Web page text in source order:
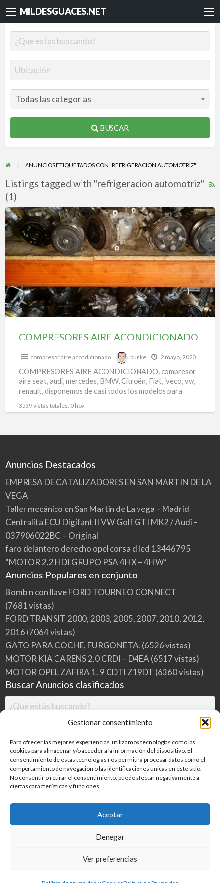
Gestionar consentimiento
Para ofrecer las mejores experiencias, utilizamos tecnologías como las
cookies para almacenar y/o acceder a la información del dispositivo. El
consentimiento de estas tecnologías nos permitirá procesar datos como el
comportamiento de navegación o las identificaciones únicas en este sitio.
No consentir o retirar el consentimiento, puede afectar negativamente a
ciertas características y funciones.
Aceptar
Denegar
Ver preferencias
MILDESGUACES.NET
BUSCAR
ANUNCIOS ETIQUETADOS CON "REFRIGERACION AUTOMOTRIZ"
Listings tagged with "refrigeracion automotriz"
(1)
COMPRESORES
AIRE
ACONDICIONADO
COMPRESORES AIRE ACONDICIONADO
compresor aire acondicionado bunke 2 mayo, 2020
COMPRESORES AIRE ACONDICIONADO, compresor
aire seat, audi, mercedes, BMW, Citroën, Fiat, iveco, vw,
renault, disponemos de casi todos los modelos para
3539 vistas totales, 0 hoy
Anuncios Destacados
EMPRESA DE CATALIZADORES EN SAN MARTIN DE LA
VEGA
Taller mecánico en San Martin de La vega – Madrid
Centralita ECU Digifant II VW Golf GTI MK2 / Audi –
037906022BC – Original
faro delantero derecho opel corsa d led 13446795
“MOTOR 2.2 HDI GRUPO PSA 4HX – 4HW”
Anuncios Populares en conjunto
Bombín con llave FORD TOURNEO CONNECT
(7681 vistas)
FORD TRANSIT 2000, 2003, 2005, 2007, 2010, 2012,
2016 (7064 vistas)
GATO PARA COCHE, FURGONETA. (6526 vistas)
MOTOR KIA CARENS 2.0 CRDI – D4EA (6517 vistas)
MOTOR OPEL ZAFIRA 1. 9 CDTI Z19DT (6360 vistas)
Buscar Anuncios clasificados